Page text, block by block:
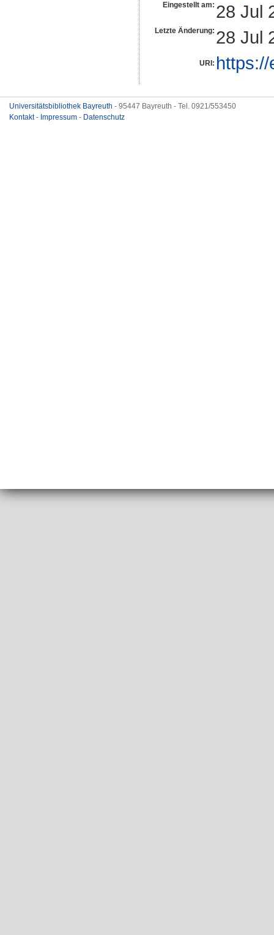
Eingestellt am: 28 Jul
Letzte Änderung: 28 Jul
URI:
Universitätsbibliothek Bayreuth - 95447 Bayreuth - Tel. 0921/553450
Kontakt- Impressum - Datenschutz